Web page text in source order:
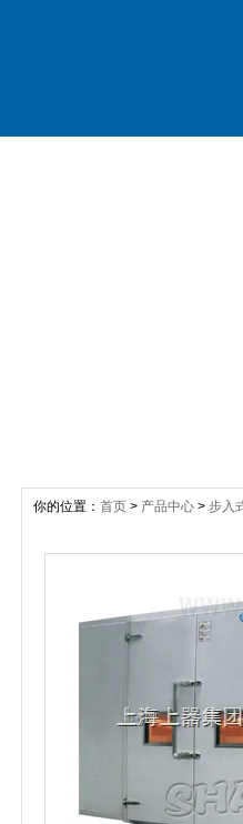
你的位置： 首页 > 产品中心 > 步入